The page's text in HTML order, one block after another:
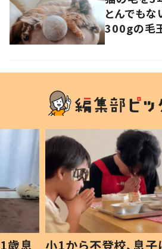
とんでもな
300gの毛
歳息
小1から不登校、息子